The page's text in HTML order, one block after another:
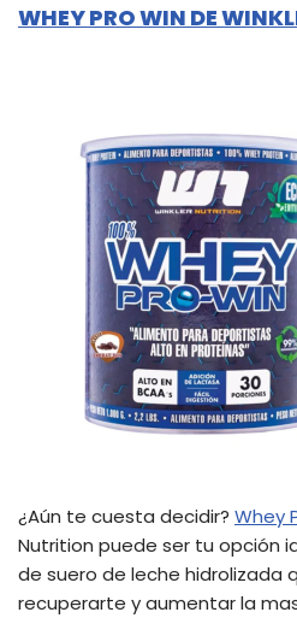
WHEY PRO WIN DE
¿Aún te cuesta decidir? Whey
Nutrition puede ser tu opción
de suero de leche hidrolizada
recuperarte y aumentar la